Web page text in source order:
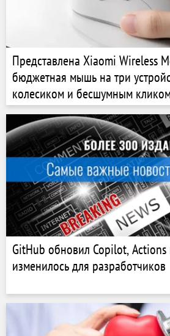
Представлена Xiaomi Wireless
бюджетная мышь на три
колесиком и бесшумным
GitHub обновил Copilot, Actions
изменилось для разработчиков